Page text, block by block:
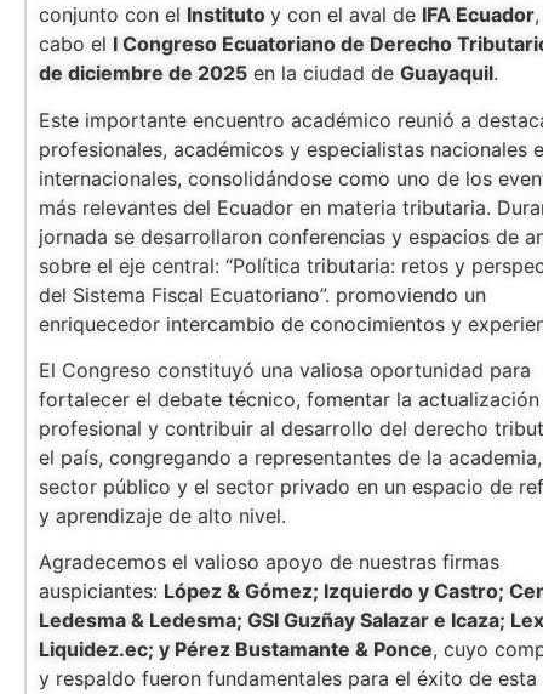
conjunto con el Instituto y con el aval de IFA Ecuador
cabo el I Congreso Ecuatoriano de Derecho
de diciembre de 2025 en la ciudad de Guayaquil.
Este importante encuentro académico reunió a
profesionales, académicos y especialistas nacionales e
internacionales, consolidándose como uno de los
más relevantes del Ecuador en materia tributaria.
jornada se desarrollaron conferencias y espacios de
sobre el eje central: “Política tributaria: retos y
del Sistema Fiscal Ecuatoriano”. promoviendo un
enriquecedor intercambio de conocimientos y
El Congreso constituyó una valiosa oportunidad para
fortalecer el debate técnico, fomentar la actualización
profesional y contribuir al desarrollo del derecho
el país, congregando a representantes de la
sector público y el sector privado en un espacio de
y aprendizaje de alto nivel.
Agradecemos el valioso apoyo de nuestras firmas
auspiciantes: López & Gómez; Izquierdo y Castro;
Ledesma & Ledesma; GSI Guzñay Salazar e Icaza;
Liquidez.ec; y Pérez Bustamante & Ponce, cuyo
y respaldo fueron fundamentales para el éxito de esta